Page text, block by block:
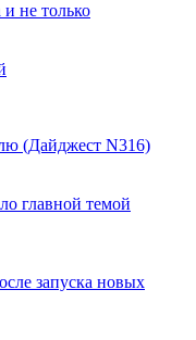
и не только
(Дайджест N316)
главной темой
запуска новых